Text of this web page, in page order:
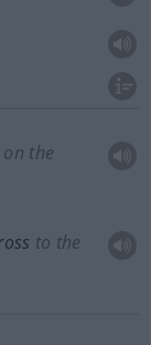
on the
to the